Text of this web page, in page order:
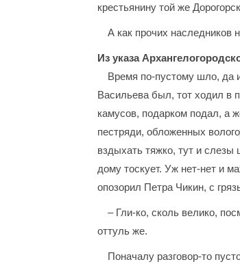
крестьянину той же
А как прочих наследников
Из указа
Время по-пустому шло, да
Васильева был, тот ходил в
камусов, подарком подал, а
пестряди, обложенных
вздыхать тяжко, тут и слезы
дому тоскует. Уж нет-нет и
опозорил Петра Чикин, с
– Гли-ко, сколь велико,
оттуль же.
Поначалу разговор-то